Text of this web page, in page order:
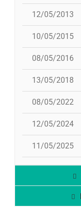
12/05/2013
10/05/2015
08/05/2016
13/05/2018
08/05/2022
12/05/2024
11/05/2025